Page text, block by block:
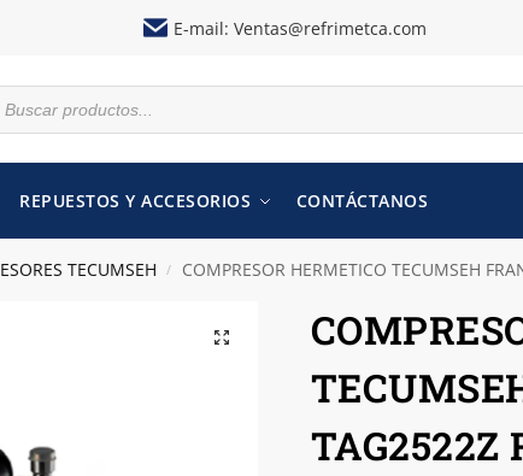
E-mail: Ventas@refrimetca.com
REPUESTOS Y ACCESORIOS CONTÁCTANOS
TECUMSEH / COMPRESOR HERMETICO TECUMSEH
TAG2522Z